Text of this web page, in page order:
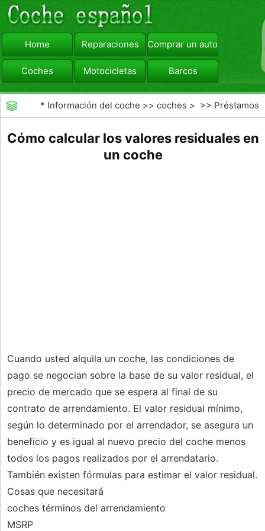
Home Reparaciones Comprar un automóvil
Coches Motocicletas Barcos
viajar Camiones
* Información del coche >>coches > >> Préstamos
Cómo calcular los valores residuales en
un coche
Cuando usted alquila un coche, las condiciones de
pago se negocian sobre la base de su valor residual, el
precio de mercado que se espera al final de su
contrato de arrendamiento. El valor residual mínimo,
según lo determinado por el arrendador, se asegura un
beneficio y es igual al nuevo precio del coche menos
todos los pagos realizados por el arrendatario.
También existen fórmulas para estimar el valor residual.
Cosas que necesitará
coches términos del arrendamiento
MSRP